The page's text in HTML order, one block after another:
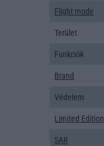
Flight mode
Terület
Funkciók
Brand
Védelem
Limited Edition
SAR